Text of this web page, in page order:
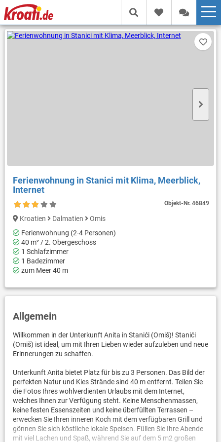
Ferienwohnung in Stanici mit Klima, Meerblick,
Internet
Objekt-Nr.46849
Kroatien Dalmatien
Omis
Ferienwohnung (2-4 Personen)
40 m² / 2. Obergeschoss
1 Schlafzimmer
1 Badezimmer
zum Meer 40 m
Allgemein
Willkommen in der Unterkunft Anita in Stanići (Omiš)! Stanići
(Omiš) ist ideal, um mit Ihren Lieben wieder aufzuleben und neue
Erinnerungen zu schaffen.
Unterkunft Anita bietet Platz für bis zu 3 Personen. Das Bild der
perfekten Natur und Kies Strände sind 40 m entfernt. Teilen Sie
die Fotos Ihres wohlverdienten Urlaubs mit dem Internet,
welches Ihnen zur Verfügung steht. Keine Menschenmassen,
keine festen Essenszeiten und keine überfüllten Terrassen –
erwecken Sie Ihren inneren Koch mit dem verfügbaren Grill und
gönnen Sie sich köstliche lokale Speisen. Füllen Sie Ihre Abende
mit viel Lachen und Spaß, während Sie auf dem 5 m2 großen